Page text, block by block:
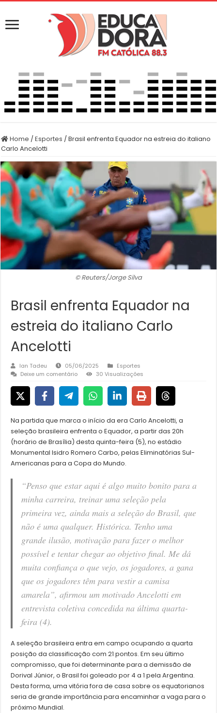
Home /Esportes /Brasil enfrenta Equador na estreia do italiano
Carlo Ancelotti
© Reuters/Jorge Silva
Brasil enfrenta Equador na
estreia do italiano Carlo
Ancelotti
Ian Tadeu 05/06/2025
Esportes
Deixe um comentário
30 Visualizações
Na partida que marca o início da era Carlo Ancelotti, a
seleção brasileira enfrenta o Equador, a partir das 20h
(horário de Brasília) desta quinta-feira (5), no estádio
Monumental Isidro Romero Carbo, pelas Eliminatórias Sul-
Americanas para a Copa do Mundo.
“Penso que estar aqui é algo muito bonito para a
minha carreira, treinar uma seleção pela
primeira vez, ainda mais a seleção do Brasil, que
não é uma qualquer. Histórica. Tenho uma
grande ilusão, motivação para fazer o melhor
possível e tentar chegar ao objetivo final. Me dá
muita confiança o que vejo, os jogadores, a gana
que os jogadores têm para vestir a camisa
amarela”, afirmou um motivado Ancelotti em
entrevista coletiva concedida na última quarta-
feira (4).
A seleção brasileira entra em campo ocupando a quarta
posição da classificação com 21 pontos. Em seu último
compromisso, que foi determinante para a demissão de
Dorival Júnior, o Brasil foi goleado por 4 a 1 pela Argentina.
Desta forma, uma vitória fora de casa sobre os equatorianos
seria de grande importância para encaminhar a vaga para o
próximo Mundial.